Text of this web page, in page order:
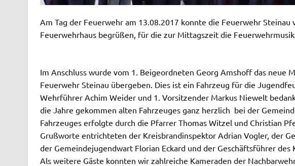
Am Tag der Feuerwehr am 13.08.2017 konnte die Feuerwehr Steinau
Feuerwehrhaus begrüßen, für die zur Mittagszeit die
Im Anschluss wurde vom 1. Beigeordneten Georg Amshoff das neue
Feuerwehr Steinau übergeben. Dies ist ein Fahrzeug für die
Wehrführer Achim Weider und 1. Vorsitzender Markus Niewelt
die Jahre gekommen alten Fahrzeuges ganz herzlich bei der
Fahrzeuges erfolgte durch die Pfarrer Thomas Witzel und Christian
Grußworte entrichteten der Kreisbrandinspektor Adrian Vogler, der
der Gemeindejugendwart Florian Eckard und der Geschäftsführer des
Als weitere Gäste konnten wir zahlreiche Kameraden der